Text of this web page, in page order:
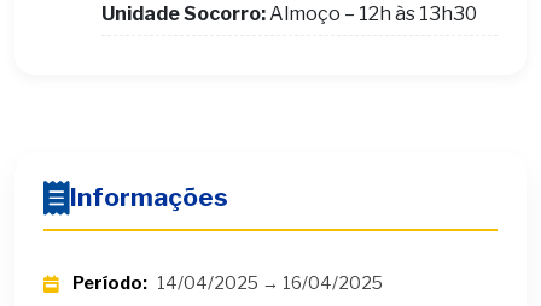
Unidade Socorro: Almoço – 12h às 13h30
Informações
Período: 14/04/2025 → 16/04/2025